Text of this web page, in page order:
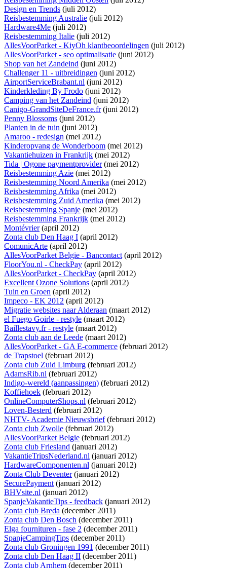
Design en Trends (juli 2012)
Reisbestemming Australie (juli 2012)
Hardware4Me (juli 2012)
Reisbestemming Italie (juli 2012)
AllesVoorParket - KiyOh klantbeoordelingen (juli 2012)
AllesVoorParket - seo optimalisatie (juni 2012)
Shop van het Zandeind (juni 2012)
Challenger 11 - uitbreidingen (juni 2012)
AirportServiceBrabant.nl (juni 2012)
Kinderkleding By Frodo (juni 2012)
Camping van het Zandeind (juni 2012)
Canigo-GrandSiteDeFrance.fr(juni 2012)
Penny Blossoms (juni 2012)
Planten in de tuin (juni 2012)
Amaroo - redesign (mei 2012)
Kinderopvang de Wonderboom (mei 2012)
Vakantiehuizen in Frankrijk (mei 2012)
Tida | Ogone paymentprovider(mei 2012)
Reisbestemming Azie (mei 2012)
Reisbestemming Noord Amerika (mei 2012)
Reisbestemming Afrika (mei 2012)
Reisbestemming Zuid Amerika (mei 2012)
Reisbestemming Spanje (mei 2012)
Reisbestemming Frankrijk (mei 2012)
Montévrier(april 2012)
Zonta club Den Haag I (april 2012)
ComunicArte (april 2012)
AllesVoorParket Belgie - Bancontact(april 2012)
FloorYou.nl - CheckPay (april 2012)
AllesVoorParket - CheckPay (april 2012)
Excellent Ozone Solutions (april 2012)
Tuin en Groen (april 2012)
Impeco - EK 2012 (april 2012)
Migratie websites naar Alderaan (maart 2012)
el Fuego Goirle - restyle (maart 2012)
Baillestavy.fr - restyle (maart 2012)
Zonta club aan de Leede (maart 2012)
AllesVoorParket - GA E-commerce (februari 2012)
de Trapstoel (februari 2012)
Zonta club Zuid Limburg (februari 2012)
AdamsRib.nl (februari 2012)
Indigo-wereld (aanpassingen) (februari 2012)
Koffiehoek (februari 2012)
OnlineComputerShops.nl (februari 2012)
Loven-Besterd (februari 2012)
NHTV- Academie Nieuwsbrief(februari 2012)
Zonta club Zwolle (februari 2012)
AllesVoorParket Belgie (februari 2012)
Zonta club Friesland (januari 2012)
VakantieTripsNederland.nl (januari 2012)
HardwareComponenten.nl (januari 2012)
Zonta Club Deventer(januari 2012)
SecurePayment(januari 2012)
BHVsite.nl (januari 2012)
SpanjeVakantieTips - feedback (januari 2012)
Zonta club Breda (december 2011)
Zonta club Den Bosch (december 2011)
Elga fournituren - fase 2 (december 2011)
SpanjeCampingTips (december 2011)
Zonta club Groningen 1991 (december 2011)
Zonta club Den Haag II (december 2011)
Zonta club Arnhem (december 2011)